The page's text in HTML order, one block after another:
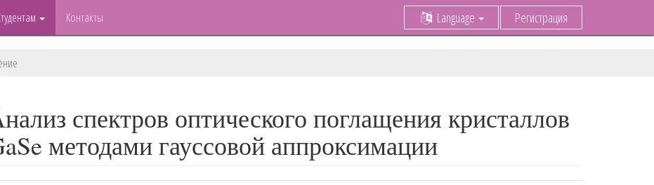
Контакты Language Регистрация
спектров оптического поглащения кристаллов
методами гауссовой аппроксимации